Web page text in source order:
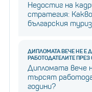
Недостиг на
стратегия:
българския
ДИПЛОМАТА ВЕЧЕ НЕ Е
РАБОТОДАТЕЛИТЕ
Дипломата вече
търсят
години?